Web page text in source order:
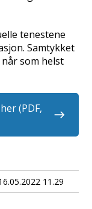
tenestene
Samtykket
som helst
(PDF,
11.29